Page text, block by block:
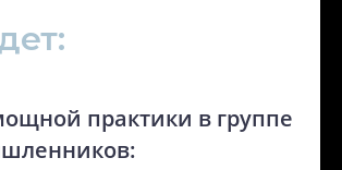
практики в группе